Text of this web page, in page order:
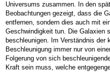
Universums zusammen. In den
Beobachtungen gezeigt, dass die
entfernen, sondern dies auch mit
Geschwindigkeit tun. Die Galaxien
beschleunigen. Im Verständnis
Beschleunigung immer nur von
Folgerung von sich
Kraft sein muss, welche